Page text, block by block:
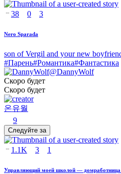
38 0 3
Nero Sparada
son of Vergil and your new
#Парень#Романтика#Фантастика
@DannyWolf
Скоро будет
Скоро будет
온유월
9
Следуйте за
1.1K 3 1
Управляющий моей школой —